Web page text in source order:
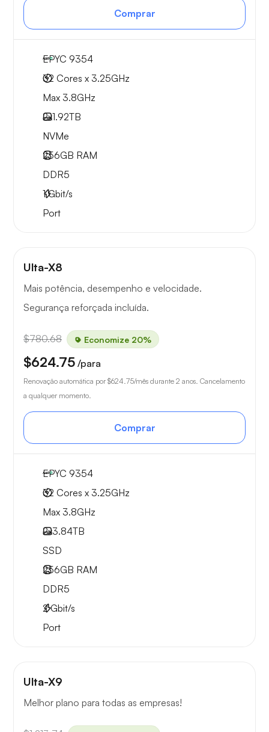
Comprar
EPYC 9354
32 Cores x 3.25GHz
Max 3.8GHz
2x1.92TB
NVMe
256GB RAM
DDR5
1Gbit/s
Port
Ulta-X8
Mais potência, desempenho e velocidade.
Segurança reforçada incluída.
$780.68 Economize 20%
$624.75 /para
Renovação automática por $624.75/mês durante 2 anos. Cancelamento
a qualquer momento.
Comprar
EPYC 9354
32 Cores x 3.25GHz
Max 3.8GHz
2x3.84TB
SSD
256GB RAM
DDR5
2Gbit/s
Port
Ulta-X9
Melhor plano para todas as empresas!